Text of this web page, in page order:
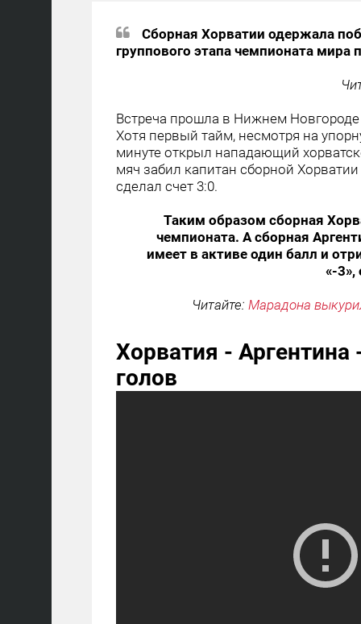
Сборная Хорватии одержала
группового этапа чемпионата мира
Встреча прошла в Нижнем
Хотя первый тайм, несмотря на
минуте открыл нападающий
мяч забил капитан сборной
сделал счет 3:0.
Таким образом сборная
чемпионата. А сборная
имеет в активе один балл и
«-
Читайте:Марадона
Хорватия -
голов